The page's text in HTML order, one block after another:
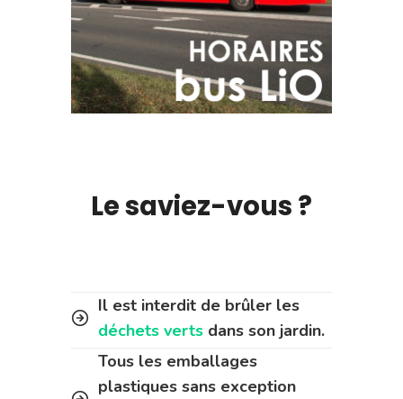
Le saviez-vous ?
Il est interdit de brûler les
déchets verts dans son jardin.
Tous les emballages
plastiques sans exception